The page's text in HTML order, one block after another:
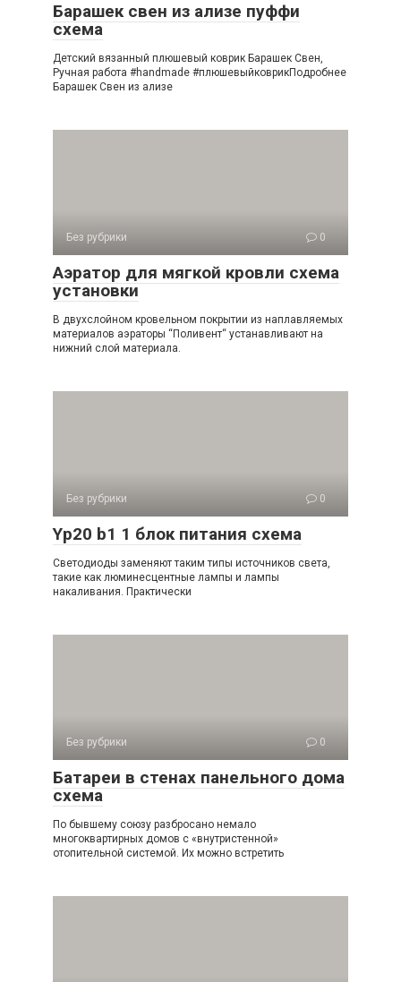
Барашек свен из ализе пуффи
схема
Детский вязанный плюшевый коврик Барашек Свен,
Ручная работа #handmade #плюшевыйковрикПодробнее
Барашек Свен из ализе
Без рубрики 0
Аэратор для мягкой кровли схема
установки
В двухслойном кровельном покрытии из наплавляемых
материалов аэраторы “Поливент“ устанавливают на
нижний слой материала.
Без рубрики 0
Yp20 b1 1 блок питания схема
Светодиоды заменяют таким типы источников света,
такие как люминесцентные лампы и лампы
накаливания. Практически
Без рубрики 0
Батареи в стенах панельного дома
схема
По бывшему союзу разбросано немало
многоквартирных домов с «внутристенной»
отопительной системой. Их можно встретить